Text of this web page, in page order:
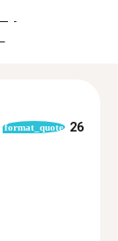
format_quote 26